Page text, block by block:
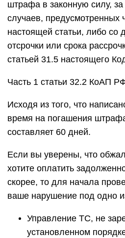
штрафа в законную силу,
случаев, предусмотренных
настоящей статьи, либо со
отсрочки или срока
статьей 31.5 настоящего
Часть 1 статьи 32.2 КоАП
Исходя из того, что
время на погашения
составляет 60 дней.
Если вы уверены, что
хотите оплатить
скорее, то для начала
ваше нарушение под одно
Управление ТС, не
установленном